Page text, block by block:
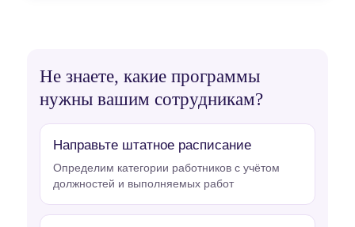
Не знаете, какие программы
нужны вашим сотрудникам?
Направьте штатное расписание
Определим категории работников с учётом
должностей и выполняемых работ